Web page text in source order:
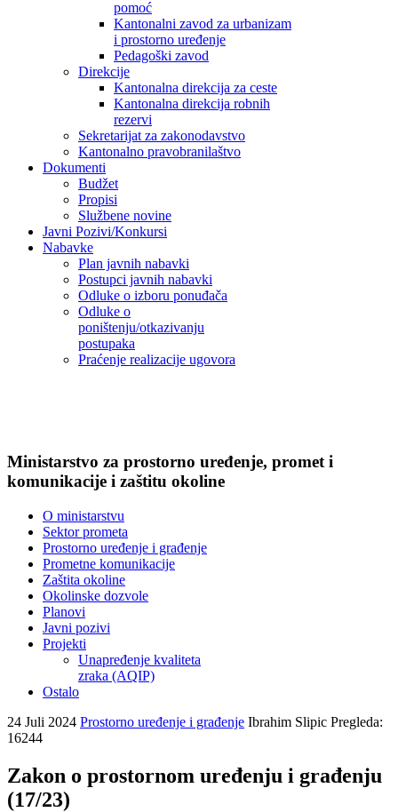
pomoć
Kantonalni zavod za urbanizam
i prostorno uređenje
Pedagoški zavod
Direkcije
Kantonalna direkcija za ceste
Kantonalna direkcija robnih
rezervi
Sekretarijat za zakonodavstvo
Kantonalno pravobranilaštvo
Dokumenti
Budžet
Propisi
Službene novine
Javni Pozivi/Konkursi
Nabavke
Plan javnih nabavki
Postupci javnih nabavki
Odluke o izboru ponuđača
Odluke o
poništenju/otkazivanju
postupaka
Praćenje realizacije ugovora
Ministarstvo za prostorno uređenje, promet i
komunikacije i zaštitu okoline
O ministarstvu
Sektor prometa
Prostorno uređenje i građenje
Prometne komunikacije
Zaštita okoline
Okolinske dozvole
Planovi
Javni pozivi
Projekti
Unapređenje kvaliteta
zraka (AQIP)
Ostalo
24 Juli 2024 Prostorno uređenje i građenje Ibrahim Slipic Pregleda:
16244
Zakon o prostornom uređenju i građenju
(17/23)